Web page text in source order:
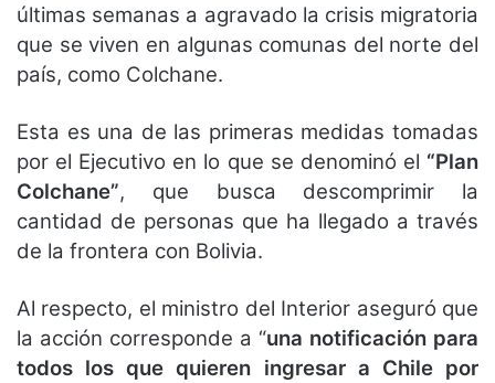
últimas semanas a agravado la crisis migratoria
que se viven en algunas comunas del norte del
país, como Colchane.
Esta es una de las primeras medidas tomadas
por el Ejecutivo en lo que se denominó el “Plan
Colchane”, que busca descomprimir la
cantidad de personas que ha llegado a través
de la frontera con Bolivia.
Al respecto, el ministro del Interior aseguró que
la acción corresponde a “una notificación para
todos los que quieren ingresar a Chile por